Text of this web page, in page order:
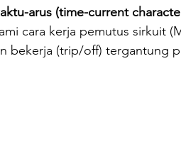
arus (time-current
cara kerja pemutus sirkuit
bekerja (trip/off) tergantung